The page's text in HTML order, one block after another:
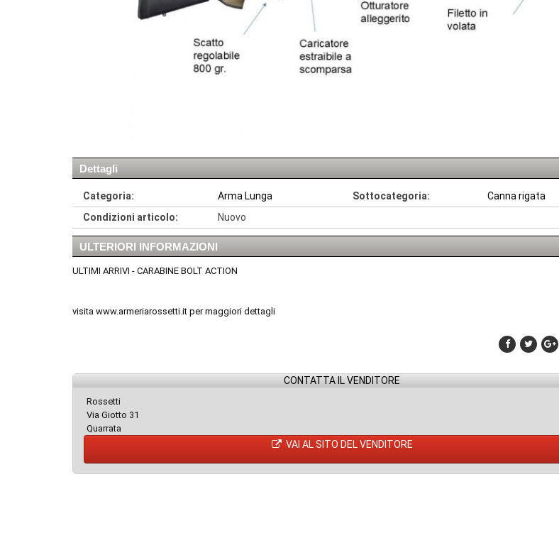
Dettagli
Categoria: Arma Lunga Sottocategoria:
Canna rigata
Condizioni articolo:
Nuovo
ULTERIORI INFORMAZIONI
ULTIMI ARRIVI - CARABINE BOLT ACTION
visita www.armeriarossetti.it per maggiori dettagli
CONTATTA IL VENDITORE
Rossetti
Via Giotto 31
Quarrata
VAI AL SITO DEL VENDITORE